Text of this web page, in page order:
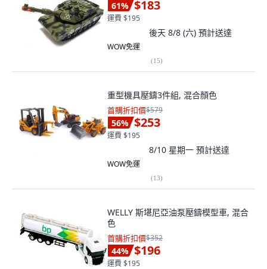
61% $183
運費 $195
後天 8/8 (六) 預計送達
WOW免運
(15)
重型機具壓鑄3件組, 混合顏色
首購折扣價$579
56% $253
運費 $195
8/10 星期一 預計送達
WOW免運
(13)
WELLY 斯堪尼亞油泵壓鑄模型車, 混合
色
首購折扣價$352
44% $196
運費 $195